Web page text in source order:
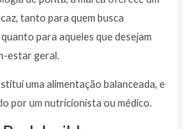
tanto para quem busca
para aqueles que desejam
estar geral.
uma alimentação balanceada, e
por um nutricionista ou médico.